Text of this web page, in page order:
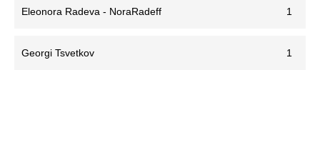
Eleonora Radeva - NoraRadeff 1
Georgi Tsvetkov 1